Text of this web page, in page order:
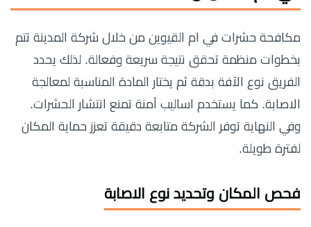
مكافحة حشرات في ام القيوين من خلال شركة المدينة تتم
بخطوات منظمة تحقق نتيجة سريعة وفعالة. لذلك يحدد
الفريق نوع الآفة بدقة ثم يختار المادة المناسبة لمعالجة
الاصابة. كما يستخدم اساليب آمنة تمنع انتشار الحشرات.
وفي النهاية توفر الشركة متابعة دقيقة تعزز حماية المكان
لفترة طويلة.
فحص المكان وتحديد نوع الاصابة